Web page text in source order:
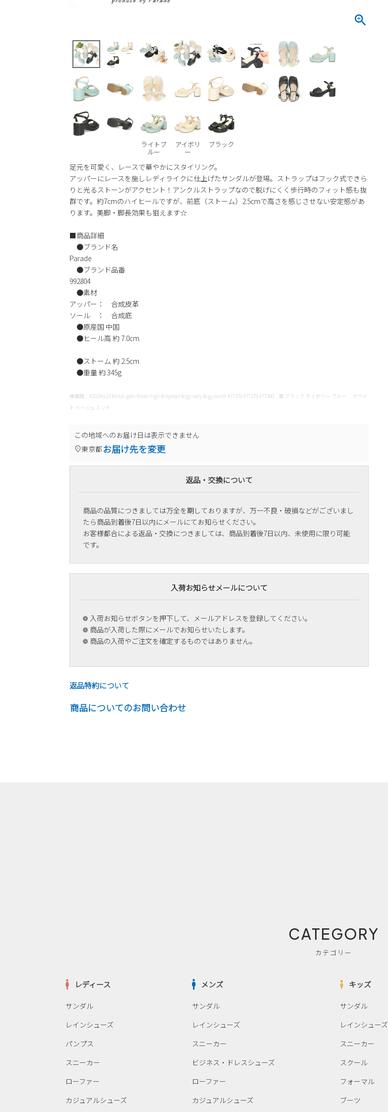
ライトブ
ルー
アイボリ
ー
ブラック
足元を可愛く、レースで華やかにスタイリング。
アッパーにレースを施しレディライクに仕上げたサンダルが登場。ストラップはフック式できら
りと光るストーンがアクセント！アンクルストラップなので脱げにくく歩行時のフィット感も抜
群です。約7cmのハイヒールですが、前底（ストーム）2.5cmで高さを感じさせない安定感があ
ります。美脚・脚長効果も狙えます☆
■商品詳細
●ブランド名
Parade
●ブランド品番
992804
●素材
アッパー： 合成皮革
ソール ： 合成底
●原産国 中国
●ヒール高 約 7.0cm
●ストーム 約 2.5cm
●重量 約 345g
検索用：#2024ss23 #mtal-gohi #heel-high #ckyheel #cgy-lady #cgy-sandl 477378 477379 477380 黒 ブラック アイボリー ブルー ホワイ
ト ベージュ ミント
この地域へのお届け日は表示できません
東京都 お届け先を変更
返品・交換について
商品の品質につきましては万全を期しておりますが、万一不良・破損などがございまし
たら商品到着後7日以内にメールにてお知らせください。
お客様都合による返品・交換につきましては、商品到着後7日以内、未使用に限り可能
です。
入荷お知らせメールについて
入荷お知らせボタンを押下して、メールアドレスを登録してください。
商品が入荷した際にメールでお知らせいたします。
商品の入荷やご注文を確定するものではありません。
返品特約について
商品についてのお問い合わせ
CATEGORY
カテゴリー
レディース
サンダル
レインシューズ
パンプス
スニーカー
ローファー
カジュアルシューズ
メンズ
サンダル
レインシューズ
スニーカー
ビジネス・ドレスシューズ
ローファー
カジュアルシューズ
キッズ
サンダル
レインシューズ
スニーカー
スクール
フォーマル
ブーツ